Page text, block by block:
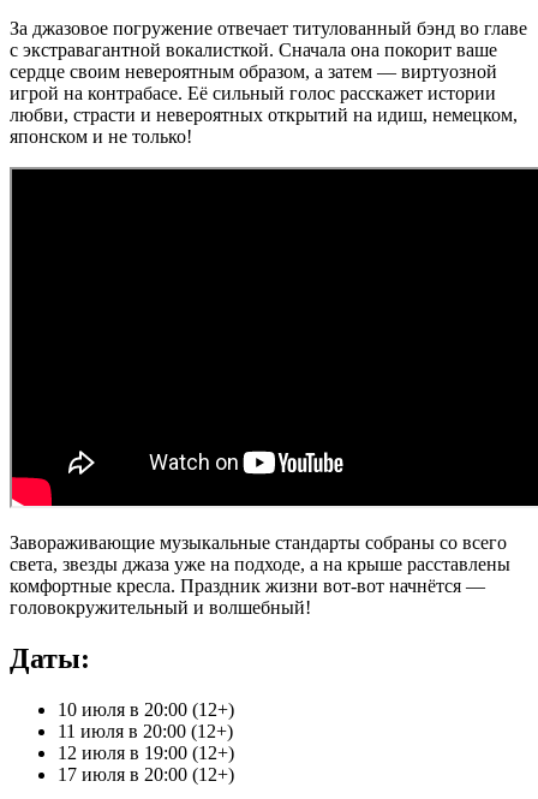
За джазовое погружение отвечает титулованный бэнд во главе
с экстравагантной вокалисткой. Сначала она покорит ваше
сердце своим невероятным образом, а затем — виртуозной
игрой на контрабасе. Её сильный голос расскажет истории
любви, страсти и невероятных открытий на идиш, немецком,
японском и не только!
Завораживающие музыкальные стандарты собраны со всего
света, звезды джаза уже на подходе, а на крыше расставлены
комфортные кресла. Праздник жизни вот-вот начнётся —
головокружительный и волшебный!
Даты:
10 июля в 20:00 (12+)
11 июля в 20:00 (12+)
12 июля в 19:00 (12+)
17 июля в 20:00 (12+)